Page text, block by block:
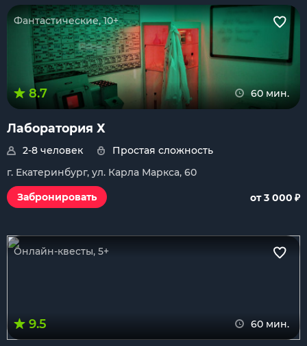
Фантастические, 10+
8.7 60 мин.
Лаборатория Х
2-8 человек
Простая сложность
г. Екатеринбург, ул. Карла Маркса, 60
Забронировать
от 3 000 ₽
Онлайн-квесты, 5+
9.5 60 мин.